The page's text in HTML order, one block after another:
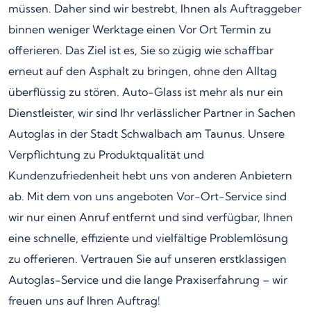
müssen. Daher sind wir bestrebt, Ihnen als Auftraggeber
binnen weniger Werktage einen Vor Ort Termin zu
offerieren. Das Ziel ist es, Sie so zügig wie schaffbar
erneut auf den Asphalt zu bringen, ohne den Alltag
überflüssig zu stören. Auto-Glass ist mehr als nur ein
Dienstleister, wir sind Ihr verlässlicher Partner in Sachen
Autoglas in der Stadt Schwalbach am Taunus. Unsere
Verpflichtung zu Produktqualität und
Kundenzufriedenheit hebt uns von anderen Anbietern
ab. Mit dem von uns angeboten Vor-Ort-Service sind
wir nur einen Anruf entfernt und sind verfügbar, Ihnen
eine schnelle, effiziente und vielfältige Problemlösung
zu offerieren. Vertrauen Sie auf unseren erstklassigen
Autoglas-Service und die lange Praxiserfahrung – wir
freuen uns auf Ihren Auftrag!